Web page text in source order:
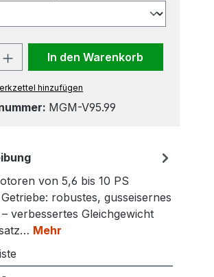
Anzahl: Gib den
In den Warenkorb
hinzufügen
MGM-V95.99
von 5,6 bis 10 PS
robustes, gusseisernes
verbessertes Gleichgewicht
Mehr